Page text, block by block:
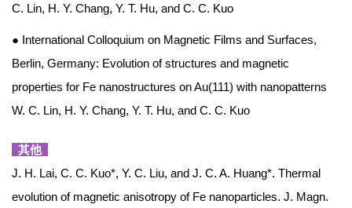
C. Lin, H. Y. Chang, Y. T. Hu, and C. C. Kuo
● International Colloquium on Magnetic Films and Surfaces,
Berlin, Germany: Evolution of structures and magnetic
properties for Fe nanostructures on Au(111) with nanopatterns
W. C. Lin, H. Y. Chang, Y. T. Hu, and C. C. Kuo
其他
J. H. Lai, C. C. Kuo*, Y. C. Liu, and J. C. A. Huang*. Thermal
evolution of magnetic anisotropy of Fe nanoparticles. J. Magn.